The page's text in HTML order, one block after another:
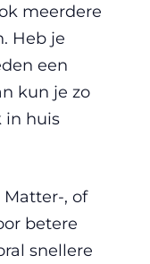
meerdere
Heb je
een
kun je zo
in huis
, of
betere
snellere